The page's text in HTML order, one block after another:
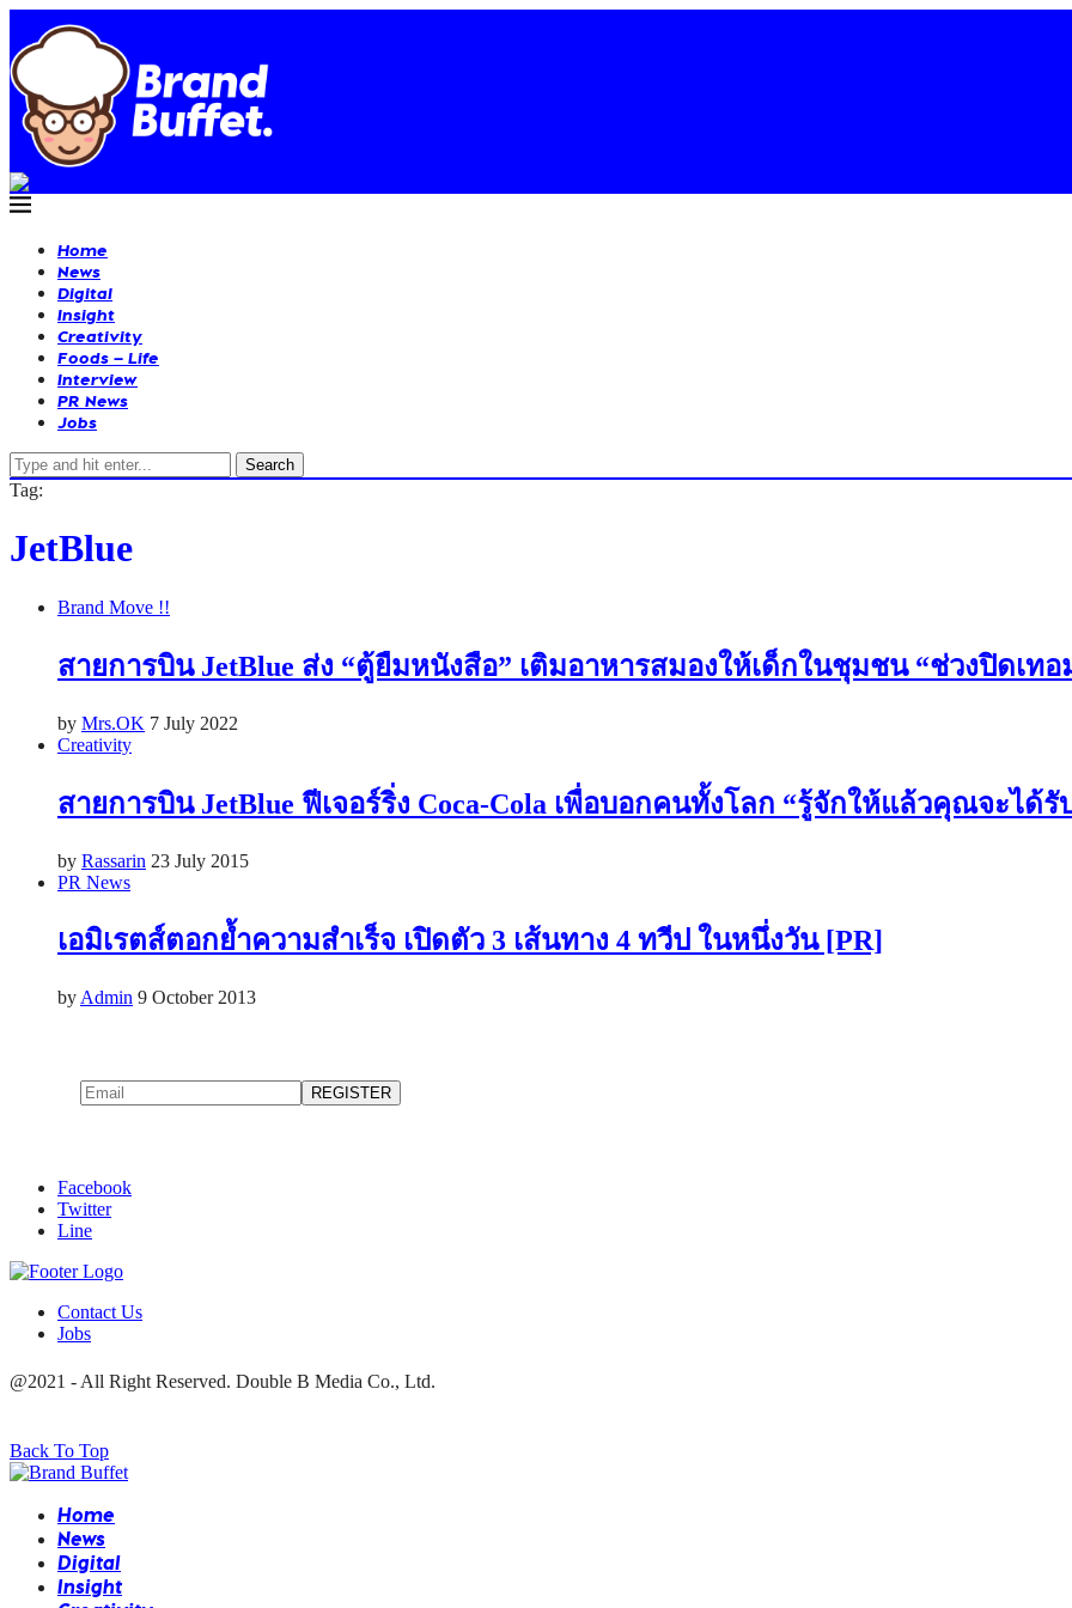
Home
News
Digital
Insight
Creativity
Foods – Life
Interview
PR News
Jobs
Search
Tag:
JetBlue
Brand Move !!
สายการบิน JetBlue ส่ง “ตู้ยืมหนังสือ” เติมอาหารสมองให้เด็กในชุมชน “ช่วงปิดเทอ
by Mrs.OK 7 July 2022
Creativity
สายการบิน JetBlue ฟีเจอร์ริ่ง Coca-Cola เพื่อบอกคนทั้งโลก “รู้จักให้แล้วคุณจะได้รั
by Rassarin 23 July 2015
PR News
เอมิเรตส์ตอกย้ำความสำเร็จ เปิดตัว 3 เส้นทาง 4 ทวีป ในหนึ่งวัน [PR]
by Admin 9 October 2013
Facebook
Twitter
Line
Contact Us
Jobs
@2021 - All Right Reserved. Double B Media Co., Ltd.
Back To Top
Home
News
Digital
Insight